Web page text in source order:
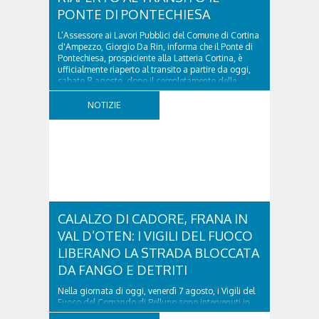
PONTE DI PONTECHIESA
L’Assessore ai Lavori Pubblici del Comune di Cortina
d'Ampezzo, Giorgio Da Rin, informa che il Ponte di
Pontechiesa, prospiciente alla Latteria Cortina, è
ufficialmente riaperto al transito a partire da oggi,
sabato 8 agosto, dopo il completamento delle
verifiche e il positivo collaudo...
NOTIZIE
CALALZO DI CADORE, FRANA IN
VAL D’OTEN: I VIGILI DEL FUOCO
LIBERANO LA STRADA BLOCCATA
DA FANGO E DETRITI
Nella giornata di oggi, venerdì 7 agosto, i Vigili del
Fuoco del Comando di Belluno sono intervenuti in
località Diassa, in Val d’Oten, nel comune di Calalzo